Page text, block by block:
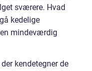
sværere. Hvad
kedelige
mindeværdig
kendetegner de